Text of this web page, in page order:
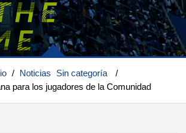
/ Noticias Sin categoría
/
para los jugadores de la Comunidad